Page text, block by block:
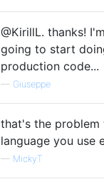
@KirillL. thanks!
going to start
production code...
— Giuseppe
that's the
language you use
— MickyT